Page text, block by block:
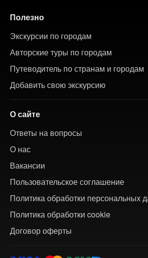
Полезно
Экскурсии по городам
Авторские туры по городам
Путеводитель по странам и городам
Добавить свою экскурсию
О сайте
Ответы на вопросы
О нас
Вакансии
Пользовательское соглашение
Политика обработки персональных
Политика обработки cookie
Договор оферты